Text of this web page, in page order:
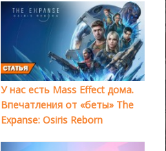
У нас есть Mass Effect дома.
Впечатления от «беты» The
Expanse: Osiris Reborn